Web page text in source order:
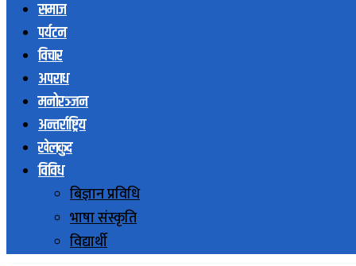
समाज
पर्यटन
विचार
अपराध
मनोरञ्जन
अन्तर्राष्ट्रिय
खेलकुद
विविध
बिज्ञान प्रविधि
भाषा संस्कृति
विद्यार्थी